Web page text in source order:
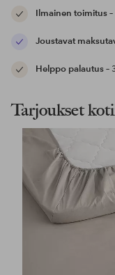
Ilmainen toimitus
Joustavat
Helppo palautus–
Tarjoukset